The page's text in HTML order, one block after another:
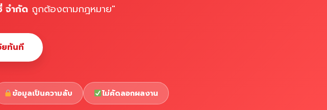
จำกัดถูกต้องตามกฎหมาย"
ยทันที
ข้อมูลเป็นความลับ ไม่คัดลอกผลงาน